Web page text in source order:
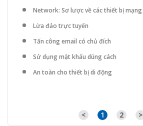
Network: Sơ lược về các thiết bị mạng
Lừa đảo trực tuyến
Tấn công email có chủ đích
Sử dụng mật khẩu dúng cách
An toàn cho thiết bị di động
< 1 2 >